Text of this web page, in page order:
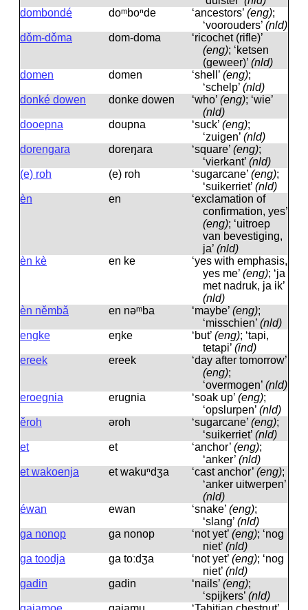
dombondé
doᵐboⁿde ‘ancestors’ (eng);
‘voorouders’ (nld)
dǒm-dǒma
dom-doma
‘ricochet (rifle)’
(eng); ‘ketsen
(geweer)’ (nld)
domen
domen ‘shell’ (eng);
‘schelp’ (nld)
donké dowen
donke dowen ‘who’ (eng); ‘wie’
(nld)
dooepna
doupna ‘suck’ (eng);
‘zuigen’ (nld)
dorengara
doreŋara ‘square’ (eng);
‘vierkant’ (nld)
(e) roh
(e) roh ‘sugarcane’ (eng);
‘suikerriet’ (nld)
èn
en
‘exclamation of
confirmation, yes’
(eng); ‘uitroep
van bevestiging,
ja’ (nld)
èn kè
en ke
‘yes with emphasis,
yes me’ (eng); ‘ja
met nadruk, ja ik’
(nld)
èn němbǎ
en nəᵐba ‘maybe’ (eng);
‘misschien’ (nld)
engke
eŋke ‘but’ (eng); ‘tapi,
tetapi’ (ind)
ereek
ereek
‘day after tomorrow’
(eng);
‘overmogen’ (nld)
eroegnia
erugnia ‘soak up’ (eng);
‘opslurpen’ (nld)
ěroh
əroh ‘sugarcane’ (eng);
‘suikerriet’ (nld)
et
et ‘anchor’ (eng);
‘anker’ (nld)
et wakoenja
et wakuⁿdʒa ‘cast anchor’ (eng);
‘anker uitwerpen’
(nld)
éwan
ewan ‘snake’ (eng);
‘slang’ (nld)
ga nonop
ga nonop ‘not yet’ (eng); ‘nog
niet’ (nld)
ga toodja
ga toːdʒa ‘not yet’ (eng); ‘nog
niet’ (nld)
gadin
gadin ‘nails’ (eng);
‘spijkers’ (nld)